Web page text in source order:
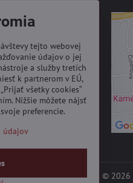
© 2026
tejto webovej
údajov o jej
a služby tretích
k partnerom v EÚ,
všetky cookies“
Nižšie môžete nájsť
preferencie.
údajov